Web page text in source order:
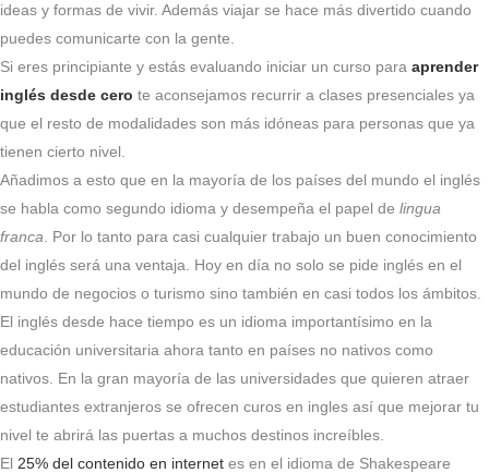
ideas y formas de vivir. Además viajar se hace más divertido cuando
puedes comunicarte con la gente.
Si eres principiante y estás evaluando iniciar un curso para aprender
inglés desde cero te aconsejamos recurrir a clases presenciales ya
que el resto de modalidades son más idóneas para personas que ya
tienen cierto nivel.
Añadimos a esto que en la mayoría de los países del mundo el inglés
se habla como segundo idioma y desempeña el papel de lingua
franca . Por lo tanto para casi cualquier trabajo un buen conocimiento
del inglés será una ventaja. Hoy en día no solo se pide inglés en el
mundo de negocios o turismo sino también en casi todos los ámbitos.
El inglés desde hace tiempo es un idioma importantísimo en la
educación universitaria ahora tanto en países no nativos como
nativos. En la gran mayoría de las universidades que quieren atraer
estudiantes extranjeros se ofrecen curos en ingles así que mejorar tu
nivel te abrirá las puertas a muchos destinos increíbles.
El 25% del contenido en internet es en el idioma de Shakespeare